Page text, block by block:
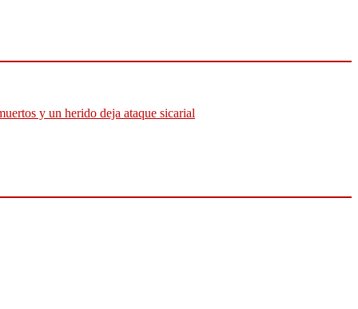
y un herido deja ataque sicarial